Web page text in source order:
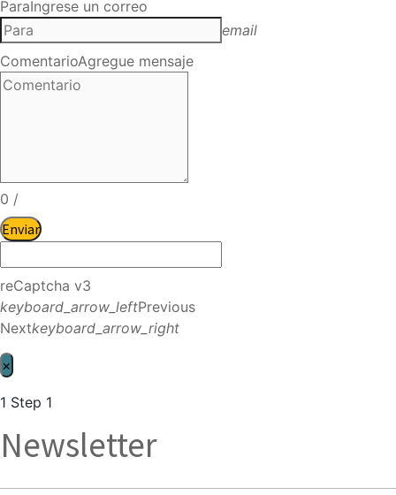
ParaIngrese un correo
email
ComentarioAgregue mensaje
0 /
Enviar
reCaptcha v3
keyboard_arrow_leftPrevious
Nextkeyboard_arrow_right
×
1 Step 1
Newsletter